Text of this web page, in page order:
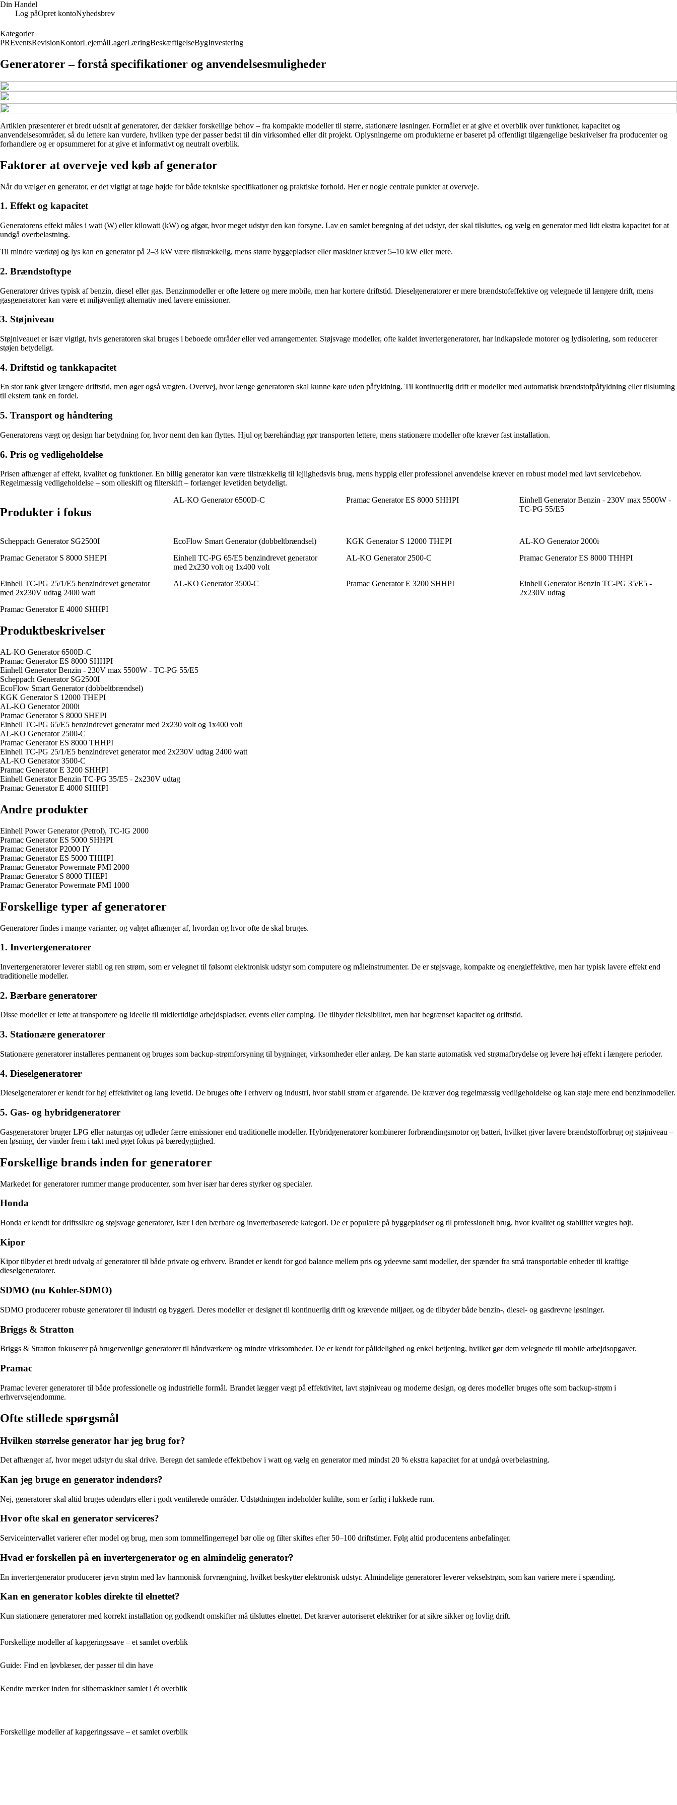
Din Handel
Log påOpret kontoNyhedsbrev
Kategorier
PREventsRevisionKontorLejemålLagerLæringBeskæftigelseBygInvestering
Generatorer – forstå specifikationer og anvendelsesmuligheder
Artiklen præsenterer et bredt udsnit af generatorer, der dækker forskellige behov – fra kompakte modeller til større, stationære løsninger. Formålet er at give et overblik over funktioner, kapacitet og
anvendelsesområder, så du lettere kan vurdere, hvilken type der passer bedst til din virksomhed eller dit projekt. Oplysningerne om produkterne er baseret på offentligt tilgængelige beskrivelser fra producenter og
forhandlere og er opsummeret for at give et informativt og neutralt overblik.
Faktorer at overveje ved køb af generator
Når du vælger en generator, er det vigtigt at tage højde for både tekniske specifikationer og praktiske forhold. Her er nogle centrale punkter at overveje.
1. Effekt og kapacitet
Generatorens effekt måles i watt (W) eller kilowatt (kW) og afgør, hvor meget udstyr den kan forsyne. Lav en samlet beregning af det udstyr, der skal tilsluttes, og vælg en generator med lidt ekstra kapacitet for at
undgå overbelastning.
Til mindre værktøj og lys kan en generator på 2–3 kW være tilstrækkelig, mens større byggepladser eller maskiner kræver 5–10 kW eller mere.
2. Brændstoftype
Generatorer drives typisk af benzin, diesel eller gas. Benzinmodeller er ofte lettere og mere mobile, men har kortere driftstid. Dieselgeneratorer er mere brændstofeffektive og velegnede til længere drift, mens
gasgeneratorer kan være et miljøvenligt alternativ med lavere emissioner.
3. Støjniveau
Støjniveauet er især vigtigt, hvis generatoren skal bruges i beboede områder eller ved arrangementer. Støjsvage modeller, ofte kaldet invertergeneratorer, har indkapslede motorer og lydisolering, som reducerer
støjen betydeligt.
4. Driftstid og tankkapacitet
En stor tank giver længere driftstid, men øger også vægten. Overvej, hvor længe generatoren skal kunne køre uden påfyldning. Til kontinuerlig drift er modeller med automatisk brændstofpåfyldning eller tilslutning
til ekstern tank en fordel.
5. Transport og håndtering
Generatorens vægt og design har betydning for, hvor nemt den kan flyttes. Hjul og bærehåndtag gør transporten lettere, mens stationære modeller ofte kræver fast installation.
6. Pris og vedligeholdelse
Prisen afhænger af effekt, kvalitet og funktioner. En billig generator kan være tilstrækkelig til lejlighedsvis brug, mens hyppig eller professionel anvendelse kræver en robust model med lavt servicebehov.
Regelmæssig vedligeholdelse – som olieskift og filterskift – forlænger levetiden betydeligt.
Produkter i fokus
AL-KO Generator 6500D-C Pramac Generator ES 8000 SHHPI
Einhell Generator Benzin - 230V max 5500W -
TC-PG 55/E5
Scheppach Generator SG2500I EcoFlow Smart Generator (dobbeltbrændsel) KGK Generator S 12000 THEPI
AL-KO Generator 2000i
Pramac Generator S 8000 SHEPI
Einhell TC-PG 65/E5 benzindrevet generator
med 2x230 volt og 1x400 volt
AL-KO Generator 2500-C Pramac Generator ES 8000 THHPI
Einhell TC-PG 25/1/E5 benzindrevet generator
med 2x230V udtag 2400 watt
AL-KO Generator 3500-C Pramac Generator E 3200 SHHPI
Einhell Generator Benzin TC-PG 35/E5 -
2x230V udtag
Pramac Generator E 4000 SHHPI
Produktbeskrivelser
AL-KO Generator 6500D-C
Pramac Generator ES 8000 SHHPI
Einhell Generator Benzin - 230V max 5500W - TC-PG 55/E5
Scheppach Generator SG2500I
EcoFlow Smart Generator (dobbeltbrændsel)
KGK Generator S 12000 THEPI
AL-KO Generator 2000i
Pramac Generator S 8000 SHEPI
Einhell TC-PG 65/E5 benzindrevet generator med 2x230 volt og 1x400 volt
AL-KO Generator 2500-C
Pramac Generator ES 8000 THHPI
Einhell TC-PG 25/1/E5 benzindrevet generator med 2x230V udtag 2400 watt
AL-KO Generator 3500-C
Pramac Generator E 3200 SHHPI
Einhell Generator Benzin TC-PG 35/E5 - 2x230V udtag
Pramac Generator E 4000 SHHPI
Andre produkter
Einhell Power Generator (Petrol), TC-IG 2000
Pramac Generator ES 5000 SHHPI
Pramac Generator P2000 IY
Pramac Generator ES 5000 THHPI
Pramac Generator Powermate PMI 2000
Pramac Generator S 8000 THEPI
Pramac Generator Powermate PMI 1000
Forskellige typer af generatorer
Generatorer findes i mange varianter, og valget afhænger af, hvordan og hvor ofte de skal bruges.
1. Invertergeneratorer
Invertergeneratorer leverer stabil og ren strøm, som er velegnet til følsomt elektronisk udstyr som computere og måleinstrumenter. De er støjsvage, kompakte og energieffektive, men har typisk lavere effekt end
traditionelle modeller.
2. Bærbare generatorer
Disse modeller er lette at transportere og ideelle til midlertidige arbejdspladser, events eller camping. De tilbyder fleksibilitet, men har begrænset kapacitet og driftstid.
3. Stationære generatorer
Stationære generatorer installeres permanent og bruges som backup-strømforsyning til bygninger, virksomheder eller anlæg. De kan starte automatisk ved strømafbrydelse og levere høj effekt i længere perioder.
4. Dieselgeneratorer
Dieselgeneratorer er kendt for høj effektivitet og lang levetid. De bruges ofte i erhverv og industri, hvor stabil strøm er afgørende. De kræver dog regelmæssig vedligeholdelse og kan støje mere end benzinmodeller.
5. Gas- og hybridgeneratorer
Gasgeneratorer bruger LPG eller naturgas og udleder færre emissioner end traditionelle modeller. Hybridgeneratorer kombinerer forbrændingsmotor og batteri, hvilket giver lavere brændstofforbrug og støjniveau –
en løsning, der vinder frem i takt med øget fokus på bæredygtighed.
Forskellige brands inden for generatorer
Markedet for generatorer rummer mange producenter, som hver især har deres styrker og specialer.
Honda
Honda er kendt for driftssikre og støjsvage generatorer, især i den bærbare og inverterbaserede kategori. De er populære på byggepladser og til professionelt brug, hvor kvalitet og stabilitet vægtes højt.
Kipor
Kipor tilbyder et bredt udvalg af generatorer til både private og erhverv. Brandet er kendt for god balance mellem pris og ydeevne samt modeller, der spænder fra små transportable enheder til kraftige
dieselgeneratorer.
SDMO (nu Kohler-SDMO)
SDMO producerer robuste generatorer til industri og byggeri. Deres modeller er designet til kontinuerlig drift og krævende miljøer, og de tilbyder både benzin-, diesel- og gasdrevne løsninger.
Briggs & Stratton
Briggs & Stratton fokuserer på brugervenlige generatorer til håndværkere og mindre virksomheder. De er kendt for pålidelighed og enkel betjening, hvilket gør dem velegnede til mobile arbejdsopgaver.
Pramac
Pramac leverer generatorer til både professionelle og industrielle formål. Brandet lægger vægt på effektivitet, lavt støjniveau og moderne design, og deres modeller bruges ofte som backup-strøm i
erhvervsejendomme.
Ofte stillede spørgsmål
Hvilken størrelse generator har jeg brug for?
Det afhænger af, hvor meget udstyr du skal drive. Beregn det samlede effektbehov i watt og vælg en generator med mindst 20 % ekstra kapacitet for at undgå overbelastning.
Kan jeg bruge en generator indendørs?
Nej, generatorer skal altid bruges udendørs eller i godt ventilerede områder. Udstødningen indeholder kulilte, som er farlig i lukkede rum.
Hvor ofte skal en generator serviceres?
Serviceintervallet varierer efter model og brug, men som tommelfingerregel bør olie og filter skiftes efter 50–100 driftstimer. Følg altid producentens anbefalinger.
Hvad er forskellen på en invertergenerator og en almindelig generator?
En invertergenerator producerer jævn strøm med lav harmonisk forvrængning, hvilket beskytter elektronisk udstyr. Almindelige generatorer leverer vekselstrøm, som kan variere mere i spænding.
Kan en generator kobles direkte til elnettet?
Kun stationære generatorer med korrekt installation og godkendt omskifter må tilsluttes elnettet. Det kræver autoriseret elektriker for at sikre sikker og lovlig drift.
Forskellige modeller af kapgeringssave – et samlet overblik
Guide: Find en løvblæser, der passer til din have
Kendte mærker inden for slibemaskiner samlet i ét overblik
Forskellige modeller af kapgeringssave – et samlet overblik